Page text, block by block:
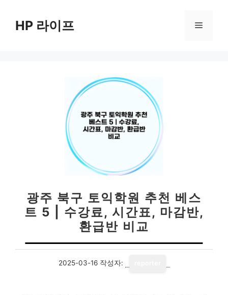
HP 라이프 메
광주 북구 토익학원 추천 베스
트 5 | 수강료, 시간표, 마감반,
환급반 비교
2025-03-16 작성자: